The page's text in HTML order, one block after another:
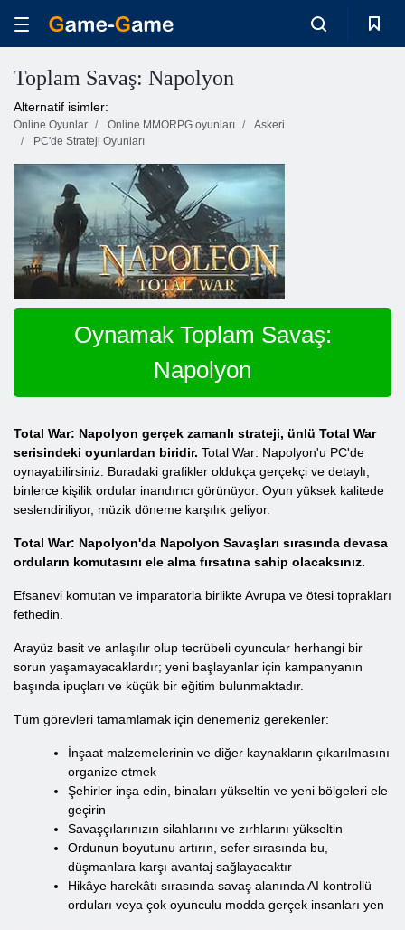
Toplam Savaş: Napolyon
Alternatif isimler:
Online Oyunlar Online MMORPG oyunları
Askeri
PC'de Strateji Oyunları
Oynamak Toplam Savaş:
Napolyon
Total War: Napolyon gerçek zamanlı strateji, ünlü Total War
serisindeki oyunlardan biridir. Total War: Napolyon'u PC'de
oynayabilirsiniz. Buradaki grafikler oldukça gerçekçi ve detaylı,
binlerce kişilik ordular inandırıcı görünüyor. Oyun yüksek kalitede
seslendiriliyor, müzik döneme karşılık geliyor.
Total War: Napolyon'da Napolyon Savaşları sırasında devasa
orduların komutasını ele alma fırsatına sahip olacaksınız.
Efsanevi komutan ve imparatorla birlikte Avrupa ve ötesi toprakları
fethedin.
Arayüz basit ve anlaşılır olup tecrübeli oyuncular herhangi bir
sorun yaşamayacaklardır; yeni başlayanlar için kampanyanın
başında ipuçları ve küçük bir eğitim bulunmaktadır.
Tüm görevleri tamamlamak için denemeniz gerekenler:
İnşaat malzemelerinin ve diğer kaynakların çıkarılmasını
organize etmek
Şehirler inşa edin, binaları yükseltin ve yeni bölgeleri ele
geçirin
Savaşçılarınızın silahlarını ve zırhlarını yükseltin
Ordunun boyutunu artırın, sefer sırasında bu,
düşmanlara karşı avantaj sağlayacaktır
Hikâye harekâtı sırasında savaş alanında AI kontrollü
orduları veya çok oyunculu modda gerçek insanları yen